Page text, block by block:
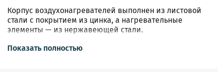
Корпус воздухонагревателей выполнен из листовой
стали с покрытием из цинка, а нагревательные
элементы — из нержавеющей стали.
Все воздухонагреватели SHUFT серии ЕНС оснащены
Показать полностью